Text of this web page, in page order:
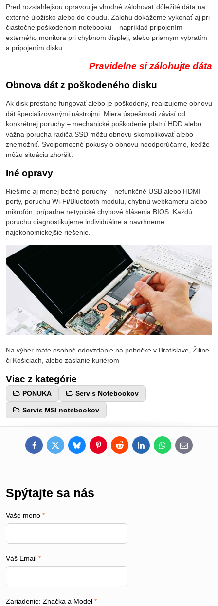
Pred rozsiahlejšou opravou je vhodné zálohovať dôležité dáta na
externé úložisko alebo do cloudu. Zálohu dokážeme vykonať aj pri
čiastočne poškodenom notebooku – napríklad pripojením
externého monitora pri chybnom displeji, alebo priamym vybratím
a pripojením disku.
Pravidelne si zálohujte dáta
Obnova dát z poškodeného disku
Ak disk prestane fungovať alebo je poškodený, realizujeme obnovu
dát špecializovanými nástrojmi. Miera úspešnosti závisí od
konkrétnej poruchy – mechanické poškodenie platní HDD alebo
vážna porucha radiča SSD môžu obnovu skomplikovať alebo
znemožniť. Svojpomocné pokusy o obnovu neodporúčame, keďže
môžu situáciu zhoršiť.
Iné opravy
Riešime aj menej bežné poruchy – nefunkčné USB alebo HDMI
porty, poruchu Wi-Fi/Bluetooth modulu, chybnú webkameru alebo
mikrofón, prípadne netypické chybové hlásenia BIOS. Každú
poruchu diagnostikujeme individuálne a navrhneme
najekonomickejšie riešenie.
Na výber máte osobné odovzdanie na pobočke v Bratislave, Žiline
či Košiciach, alebo zaslanie kuriérom
Viac z kategórie
PONUKA Servis Notebookov
Servis MSI notebookov
FacebookTwitterBlueskyPinterestRedditLinkedInWhatsApp
E-
mail
Spýtajte sa nás
Vaše meno *
Váš Email *
Zariadenie: Značka a Model *